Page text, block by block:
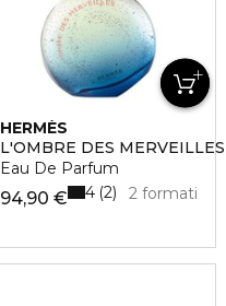
HERMÈS
L'OMBRE DES MERVEILLES
Eau De Parfum
94,90 € 2 formati
4 2